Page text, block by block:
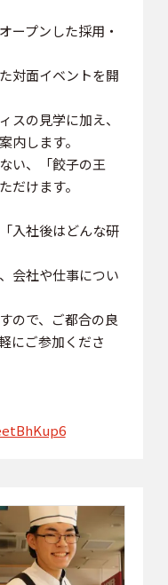
ープンした採用・
対面イベントを開
スの見学に加え、
内します。
い、「餃子の王
だけます。
入社後はどんな研
会社や仕事につい
ので、ご都合の良
にご参加くださ